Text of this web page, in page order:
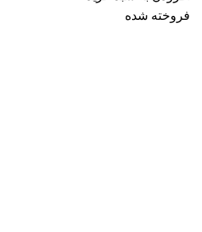
فروخته شده